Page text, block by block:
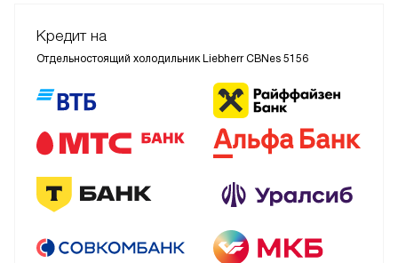
Кредит на
Отдельностоящий холодильник Liebherr CBNes 5156